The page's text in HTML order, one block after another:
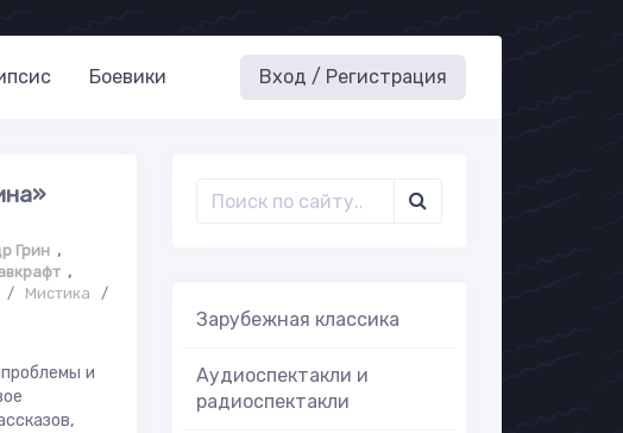
Боевики Вход / Регистрация
Грин ,
,
/ Мистика
/
и
Зарубежная классика
Аудиоспектакли и
радиоспектакли